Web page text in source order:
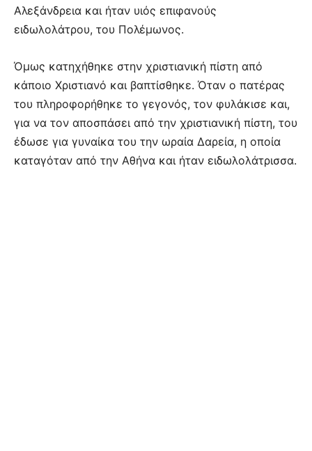
Αλεξάνδρεια και ήταν υιός επιφανούς
ειδωλολάτρου, του Πολέμωνος.
Όμως κατηχήθηκε στην χριστιανική πίστη από
κάποιο Χριστιανό και βαπτίσθηκε. Όταν ο πατέρας
του πληροφορήθηκε το γεγονός, τον φυλάκισε και,
για να τον αποσπάσει από την χριστιανική πίστη, του
έδωσε για γυναίκα του την ωραία Δαρεία, η οποία
καταγόταν από την Αθήνα και ήταν ειδωλολάτρισσα.